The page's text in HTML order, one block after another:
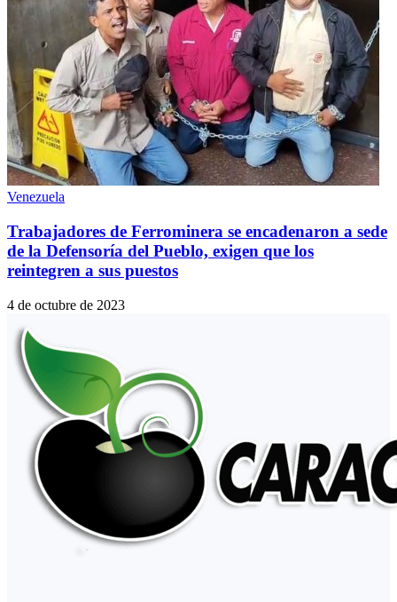
Venezuela
Trabajadores de Ferrominera se encadenaron a sede
de la Defensoría del Pueblo, exigen que los
reintegren a sus puestos
4 de octubre de 2023